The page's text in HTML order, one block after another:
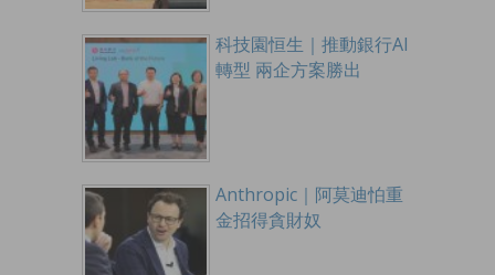
科技園恒生｜推動銀行AI
轉型 兩企方案勝出
Anthropic｜阿莫迪怕重
金招得貪財奴